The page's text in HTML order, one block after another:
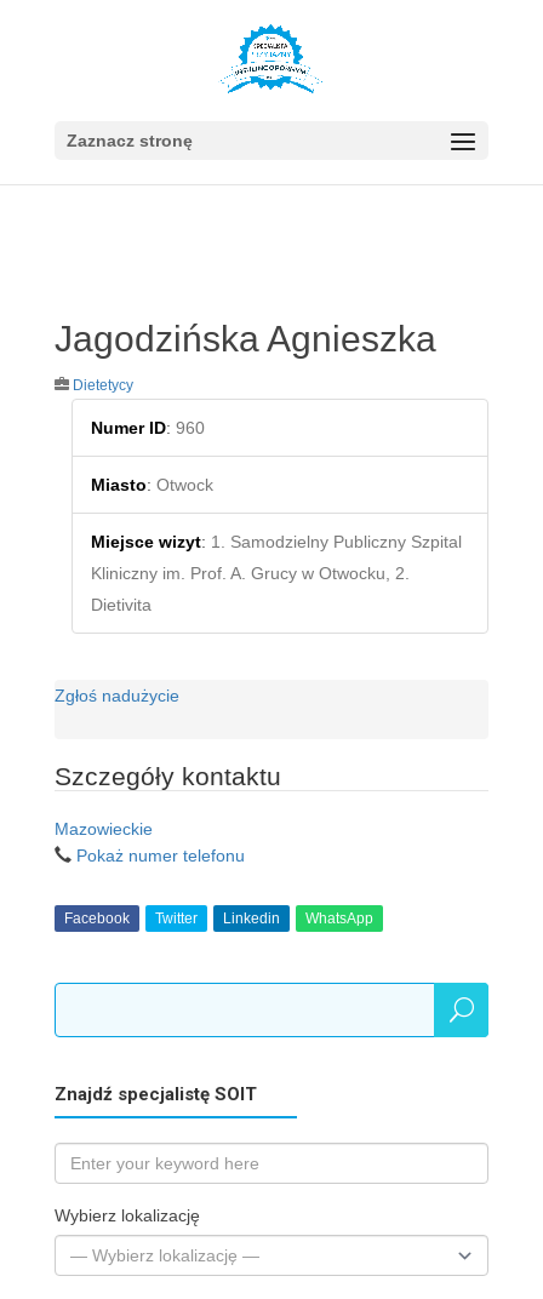
Zaznacz stronę
Jagodzińska Agnieszka
Dietetycy
Numer ID: 960
Miasto: Otwock
Miejsce wizyt: 1. Samodzielny Publiczny Szpital
Kliniczny im. Prof. A. Grucy w Otwocku, 2.
Dietivita
Zgłoś nadużycie
Szczegóły kontaktu
Mazowieckie
Pokaż numer telefonu
Facebook Twitter Linkedin WhatsApp
Znajdź specjalistę SOIT
Wybierz lokalizację